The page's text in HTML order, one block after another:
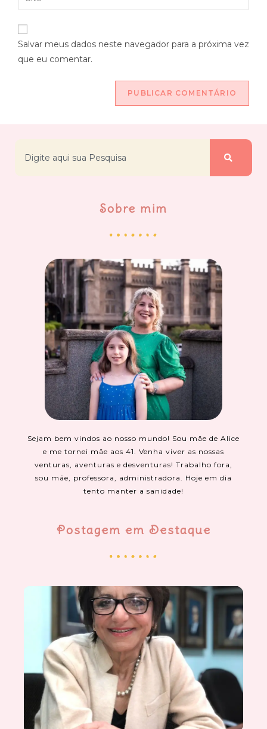
Salvar meus dados neste navegador para a próxima vez
que eu comentar.
Sobre mim
Sejam bem vindos ao nosso mundo! Sou mãe de Alice
e me tornei mãe aos 41. Venha viver as nossas
venturas, aventuras e desventuras! Trabalho fora,
sou mãe, professora, administradora. Hoje em dia
tento manter a sanidade!
Postagem em Destaque